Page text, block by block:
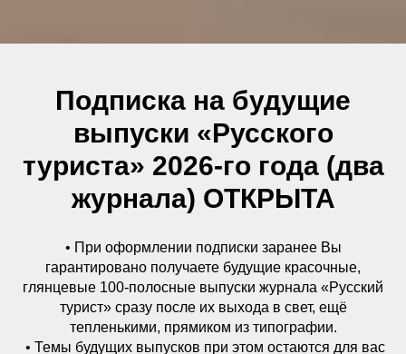
Подписка на будущие
выпуски «Русского
туриста» 2026-го года (два
журнала) ОТКРЫТА
• При оформлении подписки заранее Вы
гарантировано получаете будущие красочные,
глянцевые 100-полосные выпуски журнала «Русский
турист» сразу после их выхода в свет, ещё
тепленькими, прямиком из типографии.
• Темы будущих выпусков при этом остаются для вас